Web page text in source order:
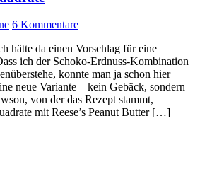
6 Kommentare
hätte da einen Vorschlag für eine
ich der Schoko-Erdnuss-Kombination
konnte man ja schon hier
neue Variante – kein Gebäck, sondern
von der das Rezept stammt,
mit Reese’s Peanut Butter […]